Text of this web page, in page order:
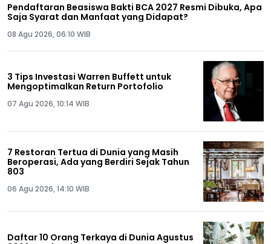
Pendaftaran Beasiswa Bakti BCA 2027 Resmi Dibuka, Apa
Saja Syarat dan Manfaat yang Didapat?
08 Agu 2026, 06:10 WIB
3 Tips Investasi Warren Buffett untuk
Mengoptimalkan Return Portofolio
07 Agu 2026, 10:14 WIB
7 Restoran Tertua di Dunia yang Masih
Beroperasi, Ada yang Berdiri Sejak Tahun
803
06 Agu 2026, 14:10 WIB
Daftar 10 Orang Terkaya di Dunia Agustus